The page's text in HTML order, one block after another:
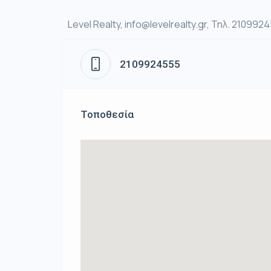
Level Realty, info@levelrealty.gr, Τηλ.
2109924555
Τοποθεσία